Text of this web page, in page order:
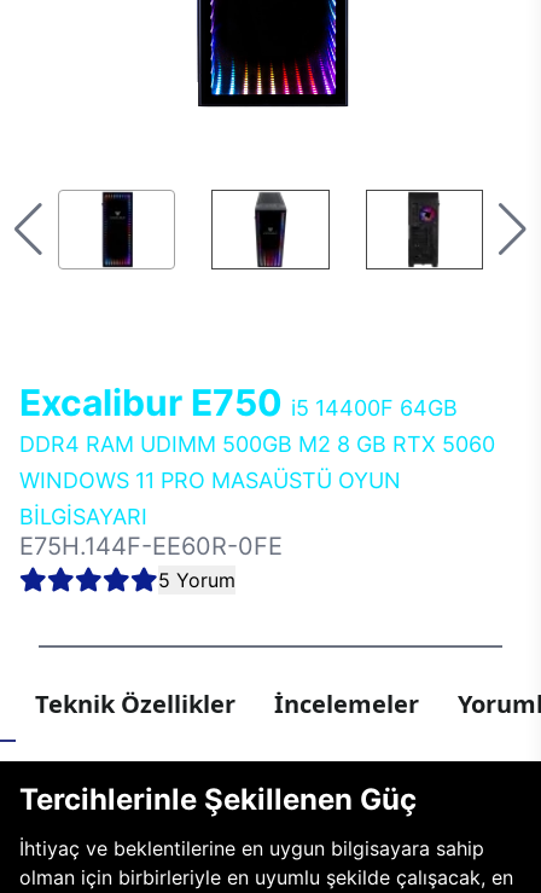
Excalibur E750 i5 14400F 64GB
DDR4 RAM UDIMM 500GB M2 8 GB RTX 5060
WINDOWS 11 PRO MASAÜSTÜ OYUN
BİLGİSAYARI
E75H.144F-EE60R-0FE
5 Yorum
Teknik Özellikler İncelemeler
Tercihlerinle Şekillenen Güç
İhtiyaç ve beklentilerine en uygun bilgisayara sahip
olman için birbirleriyle en uyumlu şekilde çalışacak, en